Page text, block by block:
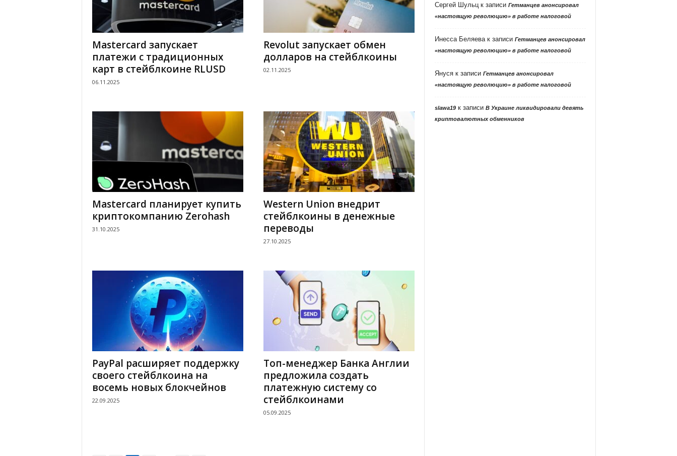
Mastercard запускает
платежи с традиционных
карт в стейблкоине RLUSD
06.11.2025
Revolut запускает обмен
долларов на стейблкоины
02.11.2025
Mastercard планирует купить
криптокомпанию Zerohash
31.10.2025
Western Union внедрит
стейблкоины в денежные
переводы
27.10.2025
PayPal расширяет поддержку
своего стейблкоина на
восемь новых блокчейнов
22.09.2025
Топ-менеджер Банка Англии
предложила создать
платежную систему со
стейблкоинами
05.09.2025
Сергей Шульцк записи Гетманцев анонсировал
«настоящую революцию» в работе налоговой
Инесса Беляевак записи Гетманцев анонсировал
«настоящую революцию» в работе налоговой
Янусяк записи Гетманцев анонсировал
«настоящую революцию» в работе налоговой
slawa19к записи В Украине ликвидировали девять
криптовалютных обменников